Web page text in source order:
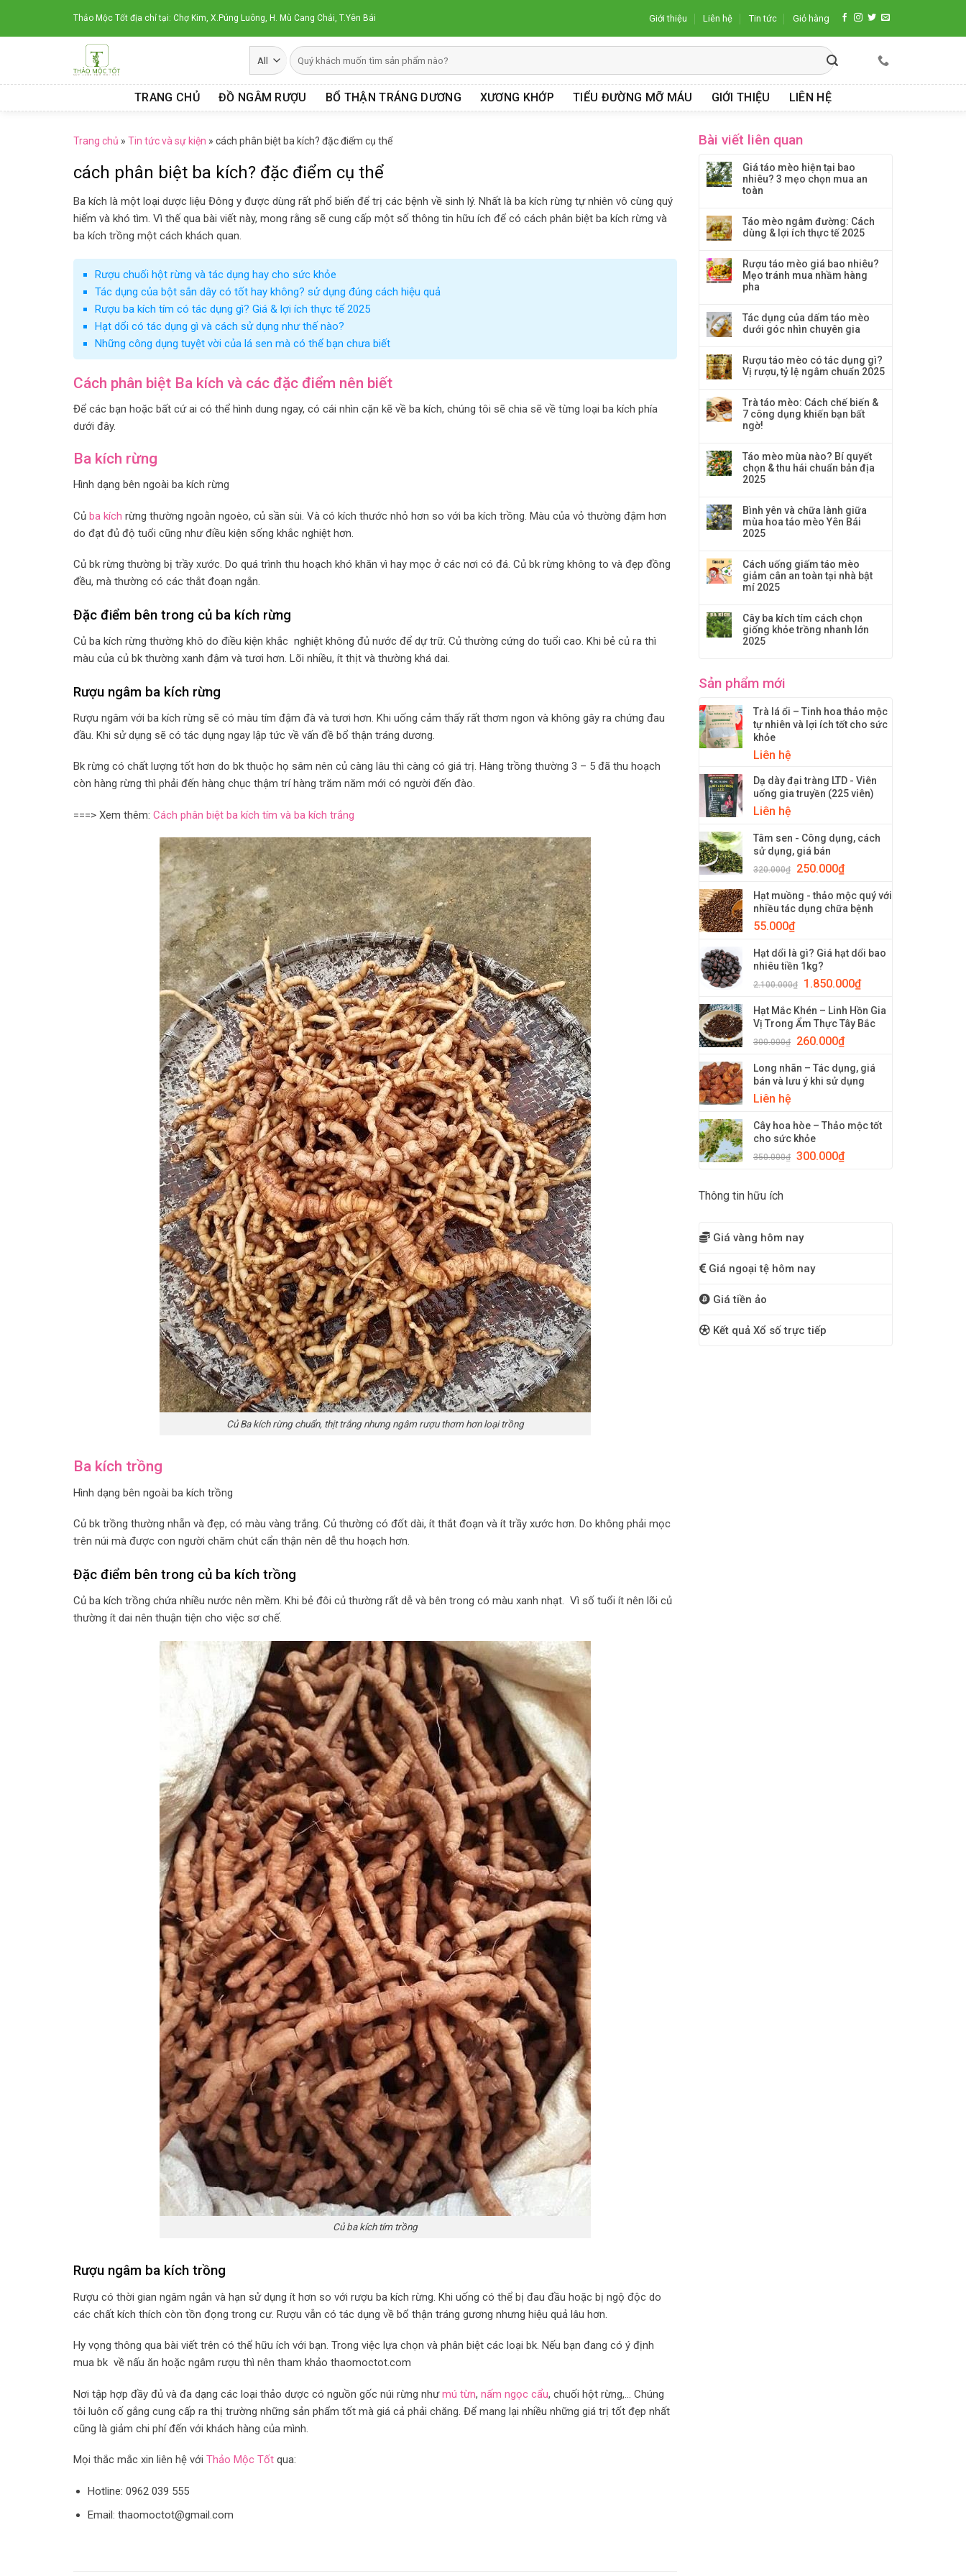
Thảo Mộc Tốt địa chỉ tại: Chợ Kim, X.Púng Luông, H. Mù Cang Chải, T.Yên Bái Giới thiệu Liên hệ Tin tức Giỏ hàng
TRANG CHỦ ĐỒ NGÂM RƯỢU BỔ THẬN TRÁNG DƯƠNG XƯƠNG KHỚP TIỂU ĐƯỜNG MỠ MÁU GIỚI THIỆU LIÊN HỆ
Trang chủ » Tin tức và sự kiện » cách phân biệt ba kích? đặc điểm cụ thể
cách phân biệt ba kích? đặc điểm cụ thể
Ba kích là một loại dược liệu Đông y được dùng rất phổ biến để trị các bệnh về sinh lý. Nhất là ba kích rừng tự nhiên vô cùng quý
hiếm và khó tìm. Vì thế qua bài viết này, mong rằng sẽ cung cấp một số thông tin hữu ích để có cách phân biệt ba kích rừng và
ba kích trồng một cách khách quan.
Rượu chuối hột rừng và tác dụng hay cho sức khỏe
Tác dụng của bột sắn dây có tốt hay không? sử dụng đúng cách hiệu quả
Rượu ba kích tím có tác dụng gì? Giá & lợi ích thực tế 2025
Hạt dổi có tác dụng gì và cách sử dụng như thế nào?
Những công dụng tuyệt vời của lá sen mà có thể bạn chưa biết
Cách phân biệt Ba kích và các đặc điểm nên biết
Để các bạn hoặc bất cứ ai có thể hình dung ngay, có cái nhìn cặn kẽ về ba kích, chúng tôi sẽ chia sẽ về từng loại ba kích phía
dưới đây.
Ba kích rừng
Hình dạng bên ngoài ba kích rừng
Củ ba kích rừng thường ngoằn ngoèo, củ sần sùi. Và có kích thước nhỏ hơn so với ba kích trồng. Màu của vỏ thường đậm hơn
do đạt đủ độ tuổi cũng như điều kiện sống khắc nghiệt hơn.
Củ bk rừng thường bị trầy xước. Do quá trình thu hoạch khó khăn vì hay mọc ở các nơi có đá. Củ bk rừng không to và đẹp đồng
đều, mà thường có các thắt đoạn ngắn.
Đặc điểm bên trong củ ba kích rừng
Củ ba kích rừng thường khô do điều kiện khắc nghiệt không đủ nước để dự trữ. Củ thường cứng do tuổi cao. Khi bẻ củ ra thì
màu của củ bk thường xanh đậm và tươi hơn. Lõi nhiều, ít thịt và thường khá dai.
Rượu ngâm ba kích rừng
Rượu ngâm với ba kích rừng sẽ có màu tím đậm đà và tươi hơn. Khi uống cảm thấy rất thơm ngon và không gây ra chứng đau
đầu. Khi sử dụng sẽ có tác dụng ngay lập tức về vấn đề bổ thận tráng dương.
Bk rừng có chất lượng tốt hơn do bk thuộc họ sâm nên củ càng lâu thì càng có giá trị. Hàng trồng thường 3 – 5 đã thu hoạch
còn hàng rừng thì phải đến hàng chục thậm trí hàng trăm năm mới có người đến đào.
===> Xem thêm: Cách phân biệt ba kích tím và ba kích trắng
Củ Ba kích rừng chuẩn, thịt trắng nhưng ngâm rượu thơm hơn loại trồng
Ba kích trồng
Hình dạng bên ngoài ba kích trồng
Củ bk trồng thường nhẵn và đẹp, có màu vàng trắng. Củ thường có đốt dài, ít thắt đoạn và ít trầy xước hơn. Do không phải mọc
trên núi mà được con người chăm chút cẩn thận nên dễ thu hoạch hơn.
Đặc điểm bên trong củ ba kích trồng
Củ ba kích trồng chứa nhiều nước nên mềm. Khi bẻ đôi củ thường rất dễ và bên trong có màu xanh nhạt. Vì số tuổi ít nên lõi củ
thường ít dai nên thuận tiện cho việc sơ chế.
Củ ba kích tím trồng
Rượu ngâm ba kích trồng
Rượu có thời gian ngâm ngắn và hạn sử dụng ít hơn so với rượu ba kích rừng. Khi uống có thể bị đau đầu hoặc bị ngộ độc do
các chất kích thích còn tồn đọng trong cư. Rượu vẫn có tác dụng về bổ thận tráng gương nhưng hiệu quả lâu hơn.
Hy vọng thông qua bài viết trên có thể hữu ích với bạn. Trong việc lựa chọn và phân biệt các loại bk. Nếu bạn đang có ý định
mua bk về nấu ăn hoặc ngâm rượu thì nên tham khảo thaomoctot.com
Nơi tập hợp đầy đủ và đa dạng các loại thảo dược có nguồn gốc núi rừng nhưmú từn, nấm ngọc cẩu, chuối hột rừng,… Chúng
tôi luôn cố gắng cung cấp ra thị trường những sản phẩm tốt mà giá cả phải chăng. Để mang lại nhiều những giá trị tốt đẹp nhất
cũng là giảm chi phí đến với khách hàng của mình.
Mọi thắc mắc xin liên hệ với Thảo Mộc Tốt qua:
Hotline: 0962 039 555
Email: thaomoctot@gmail.com
Bài viết liên quan
Giá táo mèo hiện tại bao
nhiêu? 3 mẹo chọn mua an
toàn
Táo mèo ngâm đường: Cách
dùng & lợi ích thực tế 2025
Rượu táo mèo giá bao nhiêu?
Mẹo tránh mua nhầm hàng
pha
Tác dụng của dấm táo mèo
dưới góc nhìn chuyên gia
Rượu táo mèo có tác dụng gì?
Vị rượu, tỷ lệ ngâm chuẩn 2025
Trà táo mèo: Cách chế biến &
7 công dụng khiến bạn bất
ngờ!
Táo mèo mùa nào? Bí quyết
chọn & thu hái chuẩn bản địa
2025
Bình yên và chữa lành giữa
mùa hoa táo mèo Yên Bái
2025
Cách uống giấm táo mèo
giảm cân an toàn tại nhà bật
mí 2025
Cây ba kích tím cách chọn
giống khỏe trồng nhanh lớn
2025
Sản phẩm mới
Trà lá ổi – Tinh hoa thảo mộc
tự nhiên và lợi ích tốt cho sức
khỏe
Liên hệ
Dạ dày đại tràng LTD - Viên
uống gia truyền (225 viên)
Liên hệ
Tâm sen - Công dụng, cách
sử dụng, giá bán
320.000₫ 250.000₫
Hạt muồng - thảo mộc quý với
nhiều tác dụng chữa bệnh
55.000₫
Hạt dổi là gì? Giá hạt dổi bao
nhiêu tiền 1kg?
2.100.000₫ 1.850.000₫
Hạt Mắc Khén – Linh Hồn Gia
Vị Trong Ẩm Thực Tây Bắc
300.000₫ 260.000₫
Long nhãn – Tác dụng, giá
bán và lưu ý khi sử dụng
Liên hệ
Cây hoa hòe – Thảo mộc tốt
cho sức khỏe
350.000₫ 300.000₫
Thông tin hữu ích
Giá vàng hôm nay
Giá ngoại tệ hôm nay
Giá tiền ảo
Kết quả Xổ số trực tiếp